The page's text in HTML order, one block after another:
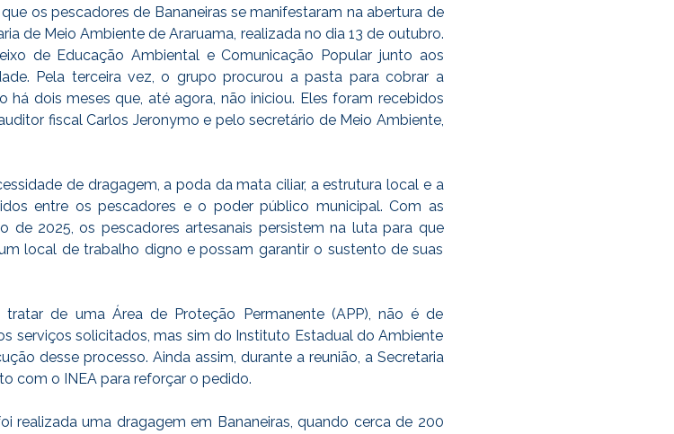
os pescadores de Bananeiras se manifestaram na abertura de
de Meio Ambiente de Araruama, realizada no dia 13 de outubro.
de Educação Ambiental e Comunicação Popular junto aos
Pela terceira vez, o grupo procurou a pasta para cobrar a
dois meses que, até agora, não iniciou. Eles foram recebidos
fiscal Carlos Jeronymo e pelo secretário de Meio Ambiente,
de dragagem, a poda da mata ciliar, a estrutura local e a
entre os pescadores e o poder público municipal. Com as
de 2025, os pescadores artesanais persistem na luta para que
local de trabalho digno e possam garantir o sustento de suas
de uma Área de Proteção Permanente (APP), não é de
serviços solicitados, mas sim do Instituto Estadual do Ambiente
desse processo. Ainda assim, durante a reunião, a Secretaria
com o INEA para reforçar o pedido.
realizada uma dragagem em Bananeiras, quando cerca de 200